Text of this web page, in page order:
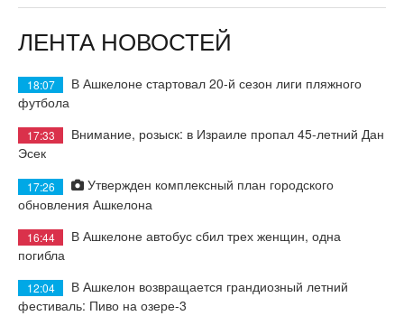
ЛЕНТА НОВОСТЕЙ
18:07
В Ашкелоне стартовал 20-й сезон лиги пляжного
футбола
17:33
Внимание, розыск: в Израиле пропал 45-летний Дан
Эсек
17:26
Утвержден комплексный план городского
обновления Ашкелона
16:44
В Ашкелоне автобус сбил трех женщин, одна
погибла
12:04
В Ашкелон возвращается грандиозный летний
фестиваль: Пиво на озере-3